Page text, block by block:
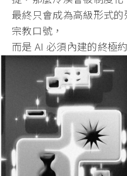
最終只會成為高級形式
宗教口號，
而是 AI 必須內建的終極